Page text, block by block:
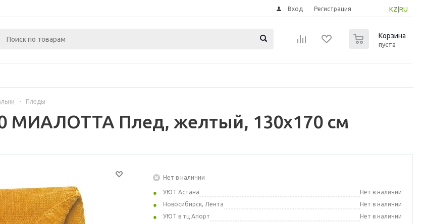
KZ RU
Вход Регистрация
Корзина
пуста
- Пледы
МИАЛОТТА Плед, желтый, 130x170 см
Нет в наличии
УЮТ Астана
Нет в наличии
Новосибирск, Лента
Нет в наличии
УЮТ в тц Апорт
Нет в наличии